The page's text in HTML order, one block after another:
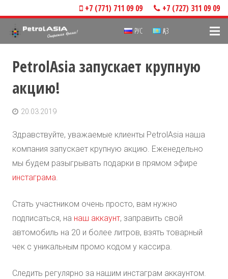
+7 (771) 711 09 09 +7 (727) 311 09 09
РУС ҚАЗ
PetrolAsia запускает крупную
акцию!
20.03.2019
Здравствуйте, уважаемые клиенты PetrolAsia наша
компания запускает крупную акцию. Еженедельно
мы будем разыгрывать подарки в прямом эфире
инстаграма.
Стать участником очень просто, вам нужно
подписаться, на наш аккаунт, заправить свой
автомобиль на 20 и более литров, взять товарный
чек с уникальным промо кодом у кассира.
Следить регулярно за нашим инстаграм аккаунтом.